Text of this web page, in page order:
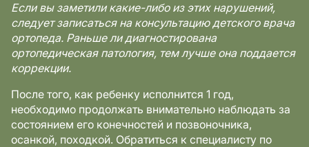
Если вы заметили какие-либо из этих нарушений,
следует записаться на консультацию детского врача
ортопеда. Раньше ли диагностирована
ортопедическая патология, тем лучше она поддается
коррекции.
После того, как ребенку исполнится 1 год,
необходимо продолжать внимательно наблюдать за
состоянием его конечностей и позвоночника,
осанкой, походкой. Обратиться к специалисту по